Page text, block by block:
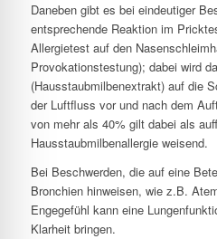
Daneben gibt es bei eindeutiger
entsprechende Reaktion im
Allergietest auf den
Provokationstestung); dabei wird
(Hausstaubmilbenextrakt) auf die
der Luftfluss vor und nach dem
von mehr als 40% gilt dabei als
Hausstaubmilbenallergie weisend.
Bei Beschwerden, die auf eine
Bronchien hinweisen, wie z.B.
Engegefühl kann eine
Klarheit bringen.